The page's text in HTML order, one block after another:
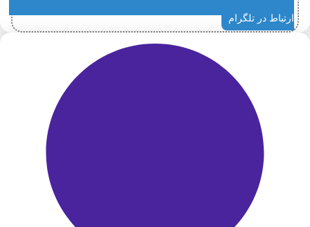
ارتباط در تلگرام